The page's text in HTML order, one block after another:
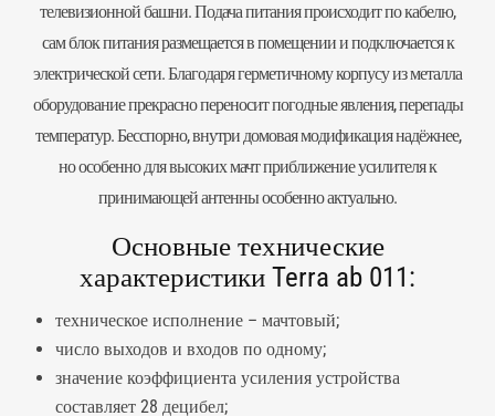
телевизионной башни. Подача питания происходит по кабелю,
сам блок питания размещается в помещении и подключается к
электрической сети. Благодаря герметичному корпусу из металла
оборудование прекрасно переносит погодные явления, перепады
температур. Бесспорно, внутри домовая модификация надёжнее,
но особенно для высоких мачт приближениеусилителяк
принимающей антенны особенно актуально.
Основные технические
характеристики Terra ab 011:
техническое исполнение – мачтовый;
число выходов и входов по одному;
значение коэффициента усиления устройства
составляет 28 децибел;